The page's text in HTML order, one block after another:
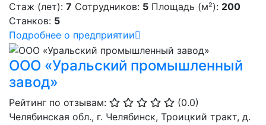
Стаж (лет): 7 Сотрудников: 5 Площадь (м²): 200
Станков: 5
Подробнее о предприятии
ООО «Уральский промышленный
завод»
Рейтинг по отзывам:
(0.0)
Челябинская обл., г. Челябинск, Троицкий тракт, д.